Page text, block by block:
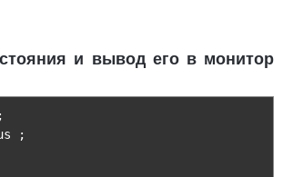
и вывод его в монитор
;
;